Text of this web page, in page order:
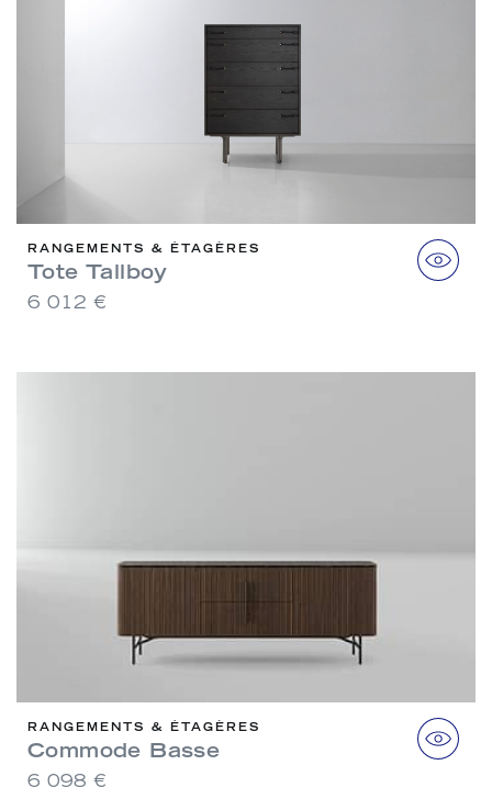
RANGEMENTS & ÉTAGÈRES
Tote Tallboy
6 012 €
RANGEMENTS & ÉTAGÈRES
Commode Basse
6 098 €